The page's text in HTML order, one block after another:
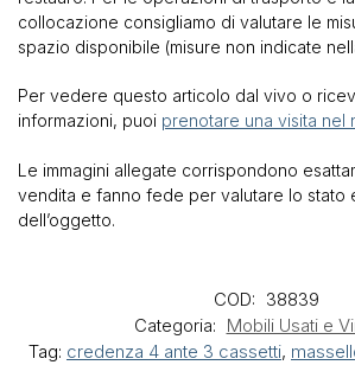
collocazione consigliamo di valutare le
spazio disponibile (misure non indicate
Per vedere questo articolo dal vivo o
informazioni, puoi prenotare una visita nel
Le immagini allegate corrispondono
vendita e fanno fede per valutare lo stato
dell’oggetto.
COD: 38839
Categoria: Mobili Usati e
Tag: credenza 4 ante 3 cassetti,